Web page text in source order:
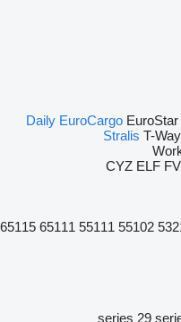
Daily EuroCargo EuroStar
Stralis T-Way
CYZ ELF
55102
55111
65111
65115
29